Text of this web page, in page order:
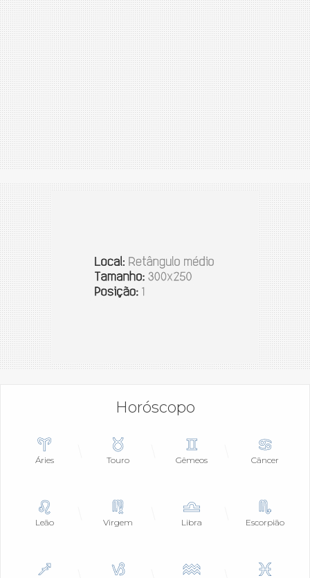
Horóscopo
Áries Touro Gêmeos Câncer
Leão Virgem Libra Escorpião